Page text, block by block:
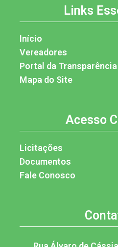
Links
Início
Vereadores
Portal da Transparência
Mapa do Site
Acesso
Licitações
Documentos
Fale Conosco